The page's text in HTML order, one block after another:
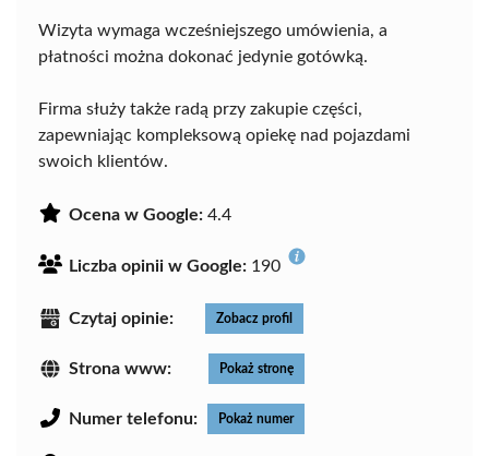
Wizyta wymaga wcześniejszego umówienia, a
płatności można dokonać jedynie gotówką.
Firma służy także radą przy zakupie części,
zapewniając kompleksową opiekę nad pojazdami
swoich klientów.
Ocena w Google: 4.4
Liczba opinii w Google: 190
Czytaj opinie: Zobacz profil
Strona www: Pokaż stronę
Numer telefonu: Pokaż numer